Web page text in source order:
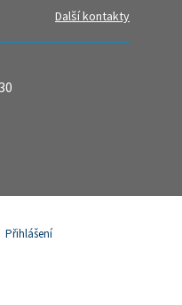
Další kontakty
Přihlášení